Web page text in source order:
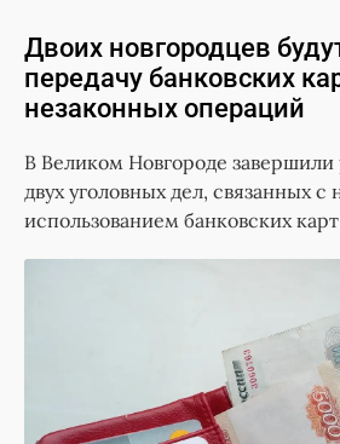
Двоих новгородцев
передачу банковских
незаконных операций
В Великом Новгороде завершили
двух уголовных дел, связанных
использованием банковских карт